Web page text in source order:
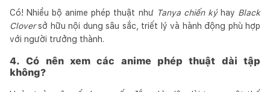
Có! Nhiều bộ anime phép thuật như Tanya chiến kýhay Black
Cloversở hữu nội dung sâu sắc, triết lý và hành động phù hợp
với người trưởng thành.
4. Có nên xem các anime phép thuật dài tập
không?